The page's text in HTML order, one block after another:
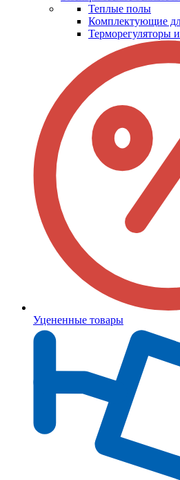
Теплые полы
Комплектующие
Терморегуляторы
Уцененные товары